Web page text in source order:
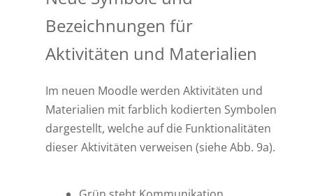
Bezeichnungen für
Aktivitäten und Materialien
Im neuen Moodle werden Aktivitäten und
Materialien mit farblich kodierten Symbolen
dargestellt, welche auf die Funktionalitäten
dieser Aktivitäten verweisen (siehe Abb. 9a).